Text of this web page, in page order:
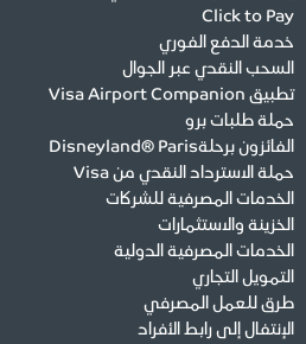
Click to Pay
خدمة الدفع الفوري
السحب النقدي عبر الجوال
تطبيق Visa Airport Companion
حملة طلبات برو
الفائزون برحلةDisneyland® Paris
حملة الاسترداد النقدي من Visa
الخدمات المصرفية للشركات
الخزينة والاستثمارات
الخدمات المصرفية الدولية
التمويل التجاري
طرق للعمل المصرفي
الإنتفال إلى رابط الأفراد